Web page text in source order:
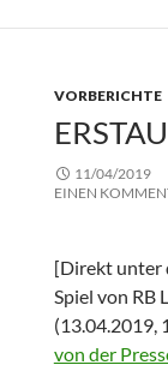
VORBERICHTE
11/04/2019
EINEN
[Direkt unter
Spiel von RB
(13.04.2019,
von der